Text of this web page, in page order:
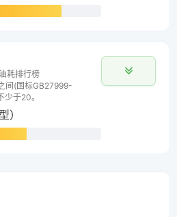
耗排行榜
间(国标GB27999-
于20。
）